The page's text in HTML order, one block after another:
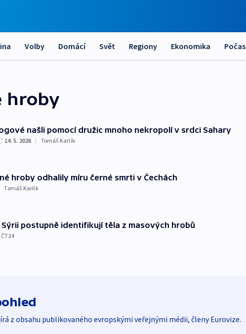
Volby Domácí Svět Regiony Ekonomika
hroby
našli pomocí družic mnoho nekropolí v srdci Sahary
14. 5. 2026 | Tomáš Karlík
hroby odhalily míru černé smrti v Čechách
Tomáš Karlík
Sýrii postupně identifikují těla z masových hrobů
ČT24
z obsahu publikovaného evropskými veřejnými médii, členy Eurovize.